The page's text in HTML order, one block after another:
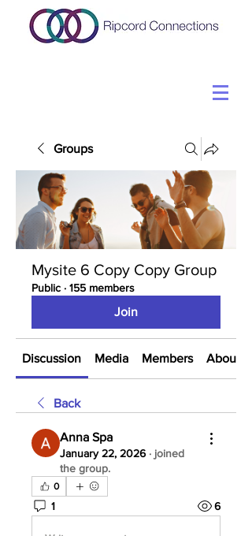
Groups
Mysite 6 Copy Copy Group
Public · 155 members
Join
Discussion Media Members About
Back
Anna Spa
January 22, 2026· joined
the group.
0
1 6